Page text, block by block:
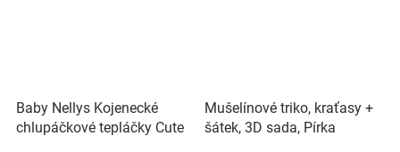
Baby Nellys Kojenecké
chlupáčkové tepláčky Cute
Mušelínové triko, kraťasy +
šátek, 3D sada, Pírka